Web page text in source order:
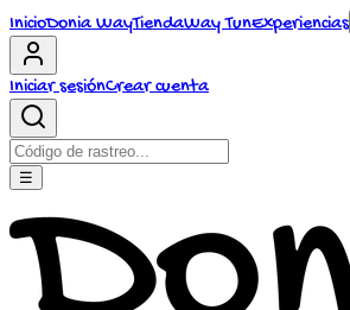
InicioDonia WayTiendaWay TunExperiencias
Iniciar sesiónCrear cuenta
☰